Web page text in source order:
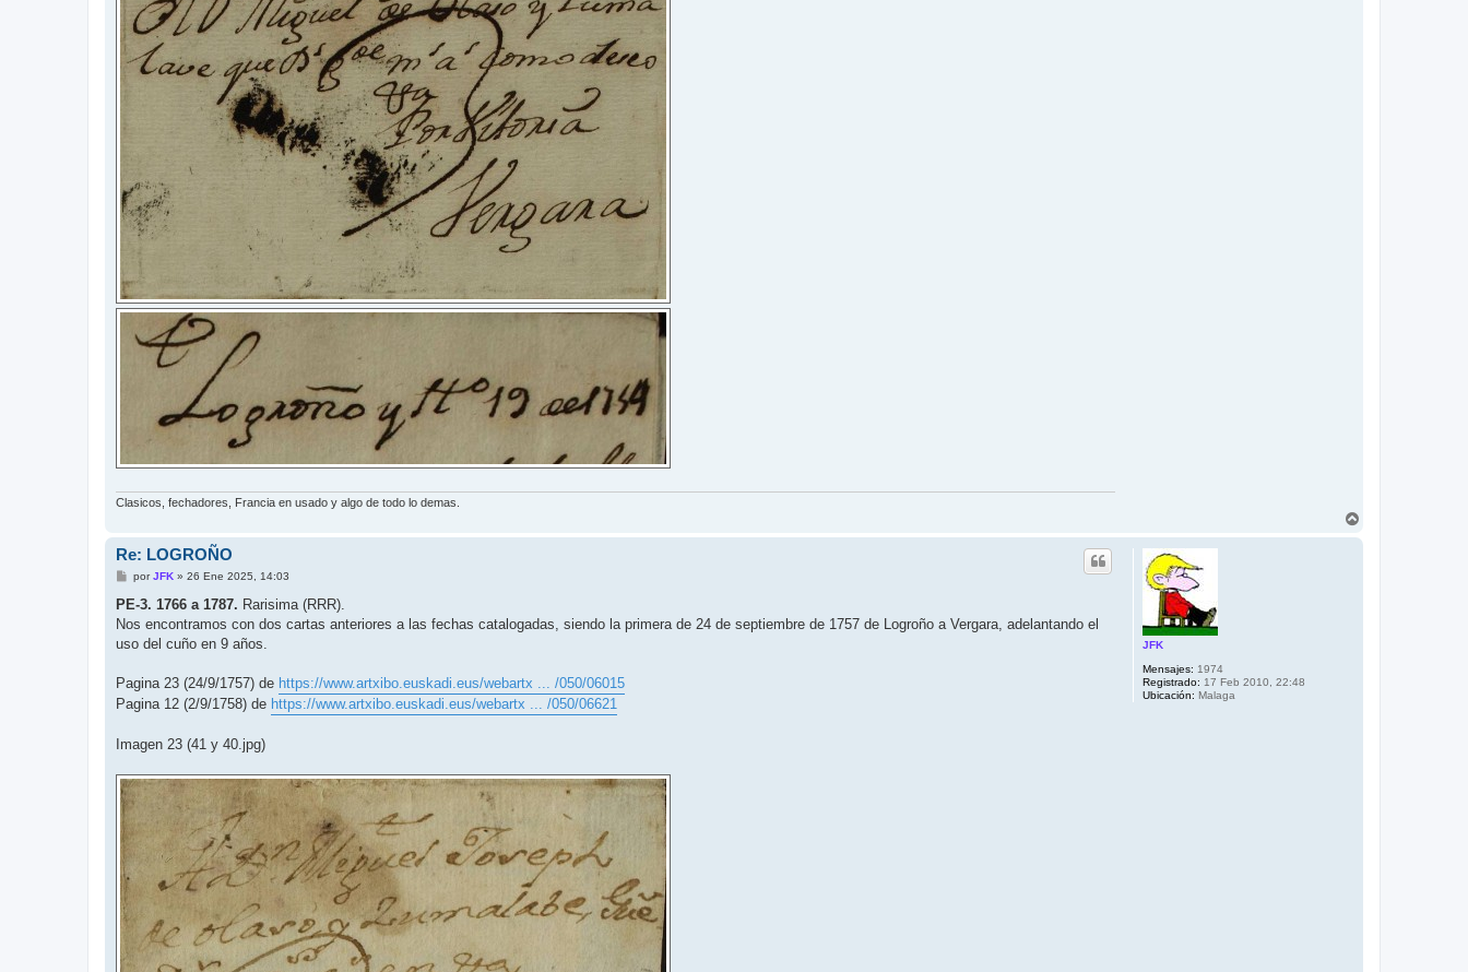
Clasicos, fechadores, Francia en usado y algo de todo lo demas.
JFK
Mensajes: 1974
Registrado: 17 Feb 2010, 22:48
Ubicación: Malaga
Re: LOGROÑO
M
n
a
j
porJFK» 26 Ene 2025, 14:03
PE-3. 1766 a 1787. Rarisima (RRR).
Nos encontramos con dos cartas anteriores a las fechas catalogadas, siendo la primera de 24 de septiembre de 1757 de Logroño a Vergara, adelantando el
uso del cuño en 9 años.
Pagina 23 (24/9/1757) de https://www.artxibo.euskadi.eus/webartx ... /050/06015
Pagina 12 (2/9/1758) de https://www.artxibo.euskadi.eus/webartx ... /050/06621
Imagen 23 (41 y 40.jpg)